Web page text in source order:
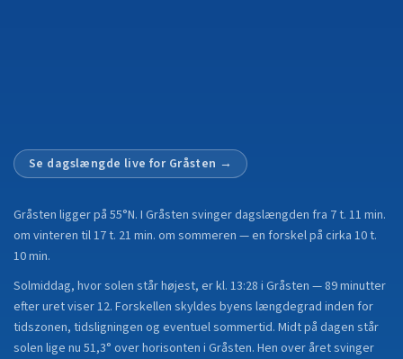
Se dagslængde live for Gråsten →
Gråsten ligger på 55°N. I Gråsten svinger dagslængden fra 7 t. 11 min.
om vinteren til 17 t. 21 min. om sommeren — en forskel på cirka 10 t.
10 min.
Solmiddag, hvor solen står højest, er kl. 13:28 i Gråsten — 89 minutter
efter uret viser 12. Forskellen skyldes byens længdegrad inden for
tidszonen, tidsligningen og eventuel sommertid. Midt på dagen står
solen lige nu 51,3° over horisonten i Gråsten. Hen over året svinger